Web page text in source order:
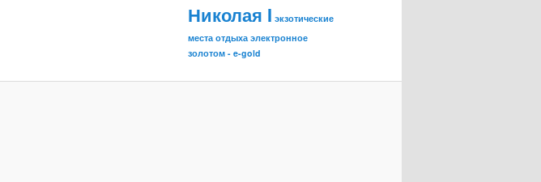
Николая I экзотические
места отдыха электронное
золотом - e-gold